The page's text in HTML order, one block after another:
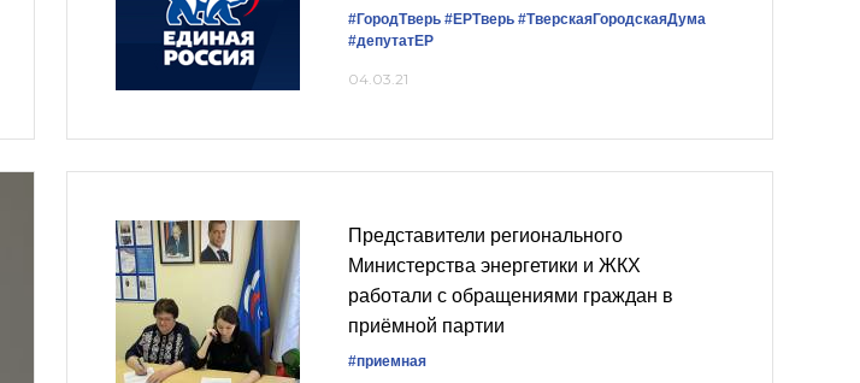
#ГородТверь #ЕРТверь #ТверскаяГородскаяДума
#депутатЕР
04.03.21
Представители регионального
Министерства энергетики и ЖКХ
работали с обращениями граждан в
приёмной партии
#приемная